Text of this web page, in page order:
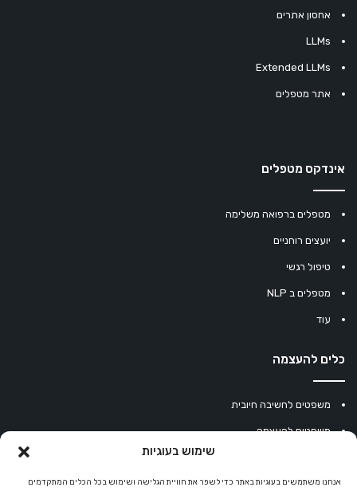
שימוש בעוגיות
אנחנו משתמשים בעוגיות באתר כדי לשפר את חוויית הגלישה ושימוש בכל הכלים המתקדמים
אחסון אתרים
LLMs
Extended LLMs
אתר מטפלים
אינדקס מטפלים
מטפלים ברפואה משלימה
יועצים רוחניים
טיפול רגשי
מטפלים ב NLP
עוד
כלים להעצמה
משפטים לחשיבה חיובית
משפטים להעצמה
מחשבון נומרולוגיה